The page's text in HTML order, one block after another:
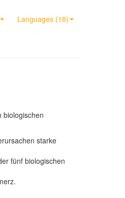
Languages (18)
biologischen
starke
fünf biologischen